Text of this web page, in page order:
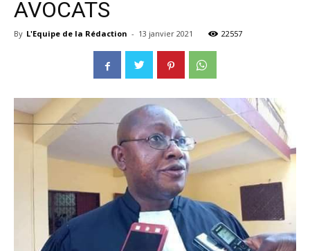
AVOCATS
By L'Equipe de la Rédaction - 13 janvier 2021 22557